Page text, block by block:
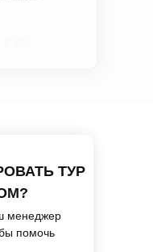
ТУР
менеджер
помочь